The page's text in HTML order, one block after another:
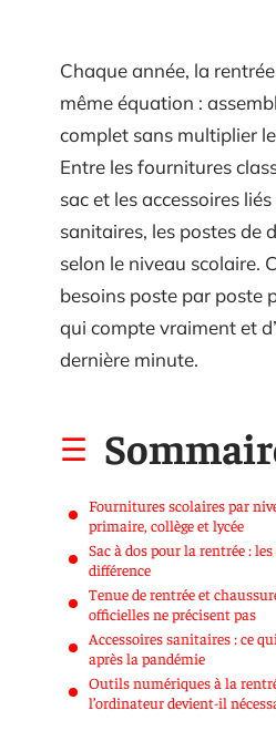
Chaque année, la
même équation :
complet sans multiplier
Entre les fournitures
sac et les accessoires
sanitaires, les postes de
selon le niveau scolaire.
besoins poste par poste
qui compte vraiment et
dernière minute.
Fournitures scolaires par
primaire, collège et lycée
Sac à dos pour la rentrée :
différence
Tenue de rentrée et
officielles ne précisent pas
Accessoires sanitaires : ce
après la pandémie
Outils numériques à la
l’ordinateur devient-il